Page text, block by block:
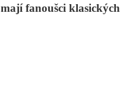
fanoušci